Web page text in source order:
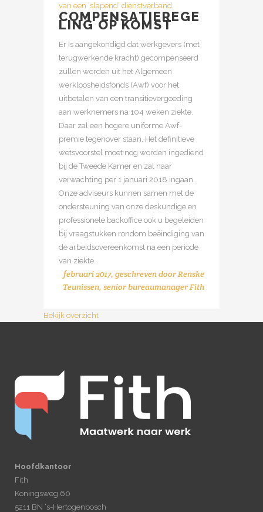
van een ‘slapend’ dienstverband
COMPENSATIEREGE
LING OP KOMST
Er is aangekondigd dat werkgevers (met
terugwerkende kracht) gecompenseerd
zullen worden uit het Algemeen
werkloosheidsfonds (Awf) voor het
uitbetalen van een transitievergoeding
aan werknemers na 104 weken ziekte.
Daar zal een hogere uniforme Awf-
premie tegenover staan. Het definitieve
wetsvoorstel moet nog worden ingediend
bij de Tweede Kamer en zal naar
verwachting per 1 januari 2018 ingaan.
Onze adviseurs kunnen samen met de
ondersteuning van onze deskundige en
professionele backoffice ook u begeleiden
bij vraagstukken rondom beëindiging van
de arbeidsovereenkomst na een periode
van ziekte.
februari 2017, geschreven doorRenske
Teunissen, senior bureaumanager Fith
Bekijk overzicht
Hoofdkantoor
Fith
Koningsweg 60
5211 BN ‘s-Hertogenbosch